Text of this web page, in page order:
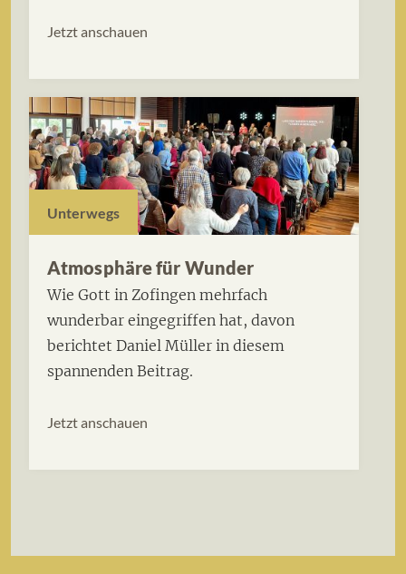
Jetzt anschauen
Unterwegs
Atmosphäre für Wunder
Wie Gott in Zofingen mehrfach
wunderbar eingegriffen hat, davon
berichtet Daniel Müller in diesem
spannenden Beitrag.
Jetzt anschauen